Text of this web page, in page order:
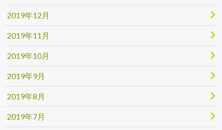
2019年12月
2019年11月
2019年10月
2019年9月
2019年8月
2019年7月